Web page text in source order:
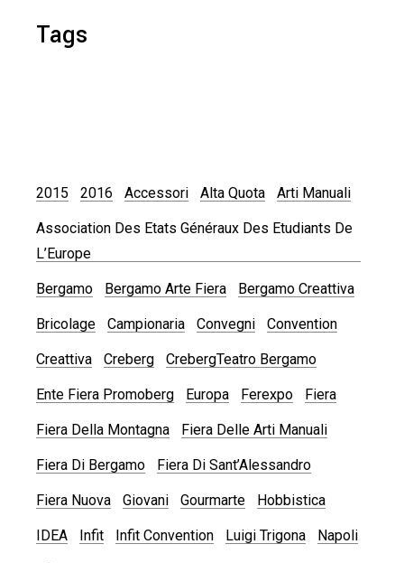
Tags
2015 2016 Accessori Alta Quota Arti Manuali
Association Des Etats Généraux Des Etudiants De
L’Europe
Bergamo Bergamo Arte Fiera Bergamo Creattiva
Bricolage Campionaria Convegni Convention
Creattiva Creberg CrebergTeatro Bergamo
Ente Fiera Promoberg Europa Ferexpo Fiera
Fiera Della Montagna Fiera Delle Arti Manuali
Fiera Di Bergamo Fiera Di Sant’Alessandro
Fiera Nuova Giovani Gourmarte Hobbistica
IDEA Infit Infit Convention Luigi Trigona Napoli